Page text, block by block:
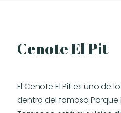
Cenote El Pit
El Cenote El Pit es uno de
dentro del famoso Parque